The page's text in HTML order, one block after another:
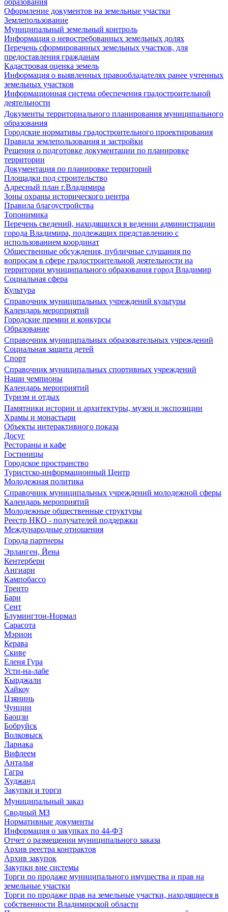
образования
Оформление документов на земельные участки
Землепользование
Муниципальный земельный контроль
Информация о невостребованных земельных долях
Перечень сформированных земельных участков, для
предоставления гражданам
Кадастровая оценка земель
Информация о выявленных правообладателях ранее учтенных
земельных участков
Информационная система обеспечения градостроительной
деятельности
Документы территориального планирования муниципального
образования
Городские нормативы градостроительного проектирования
Правила землепользования и застройки
Решения о подготовке документации по планировке
территории
Документация по планировке территорий
Площадки под строительство
Адресный план г.Владимира
Зоны охраны исторического центра
Правила благоустройства
Топонимика
Перечень сведений, находящихся в ведении администрации
города Владимира, подлежащих представлению с
использованием координат
Общественные обсуждения, публичные слушания по
вопросам в сфере градостроительной деятельности на
территории муниципального образования город Владимир
Социальная сфера
Культура
Справочник муниципальных учреждений культуры
Календарь мероприятий
Городские премии и конкурсы
Образование
Справочник муниципальных образовательных учреждений
Социальная защита детей
Спорт
Справочник муниципальных спортивных учреждений
Наши чемпионы
Календарь мероприятий
Туризм и отдых
Памятники истории и архитектуры, музеи и экспозиции
Храмы и монастыри
Объекты интерактивного показа
Досуг
Рестораны и кафе
Гостиницы
Городское пространство
Туристско-информационный Центр
Молодежная политика
Справочник муниципальных учреждений молодежной сферы
Календарь мероприятий
Молодежные общественные структуры
Реестр НКО - получателей поддержки
Международные отношения
Города партнеры
Эрланген, Йена
Кентербери
Ангиари
Кампобассо
Тренто
Бари
Сент
Блумингтон-Нормал
Сарасота
Мэрион
Керава
Скиве
Еленя Гура
Усти-на-лабе
Кырджали
Хайкоу
Цзянинь
Чунцин
Баоцзи
Бобруйск
Волковыск
Ларнака
Вифлеем
Анталья
Гагра
Худжанд
Закупки и торги
Муниципальный заказ
Сводный МЗ
Нормативные документы
Информация о закупках по 44-ФЗ
Отчет о размещении муниципального заказа
Архив реестра контрактов
Архив закупок
Закупки вне системы
Торги по продаже муниципального имущества и прав на
земельные участки
Торги по продаже прав на земельные участки, находящиеся в
собственности Владимирской области